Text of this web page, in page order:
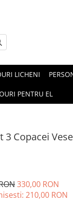
LICHENI
PENTRU EL
3 Copacei
330,00 RON
210,00 RON